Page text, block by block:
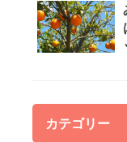
カテゴリー